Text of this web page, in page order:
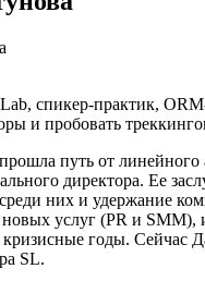
спикер-практик, ORM-
и пробовать
путь от линейного
директора. Ее
них и удержание
услуг (PR и SMM),
кризисные годы. Сейчас
SL.